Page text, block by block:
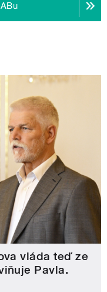
vláda teď ze
Pavla.